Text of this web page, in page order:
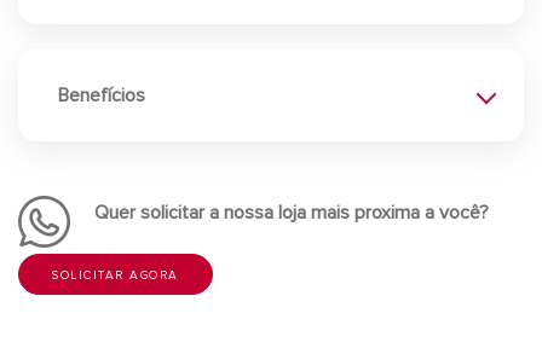
Benefícios
Quer solicitar a nossa loja mais proxima a você?
SOLICITAR AGORA